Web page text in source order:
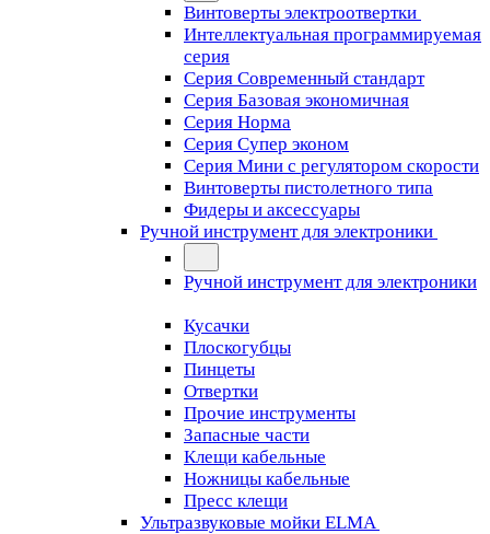
Винтоверты электроотвертки
Интеллектуальная программируемая
серия
Серия Современный стандарт
Серия Базовая экономичная
Серия Норма
Серия Cупер эконом
Серия Мини с регулятором скорости
Винтоверты пистолетного типа
Фидеры и аксессуары
Ручной инструмент для электроники
Ручной инструмент для электроники
Кусачки
Плоскогубцы
Пинцеты
Отвертки
Прочие инструменты
Запасные части
Клещи кабельные
Ножницы кабельные
Пресс клещи
Ультразвуковые мойки ELMA